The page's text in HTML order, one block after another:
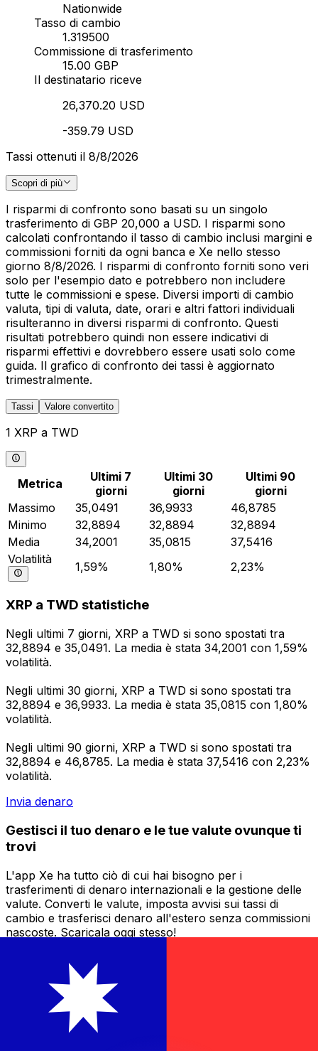
Nationwide
Tasso di cambio
1.319500
Commissione di trasferimento
15.00 GBP
Il destinatario riceve
26,370.20 USD
-359.79 USD
Tassi ottenuti il 8/8/2026
Scopri di più
I risparmi di confronto sono basati su un singolo
trasferimento di GBP 20,000 a USD. I risparmi sono
calcolati confrontando il tasso di cambio inclusi margini e
commissioni forniti da ogni banca e Xe nello stesso
giorno 8/8/2026. I risparmi di confronto forniti sono veri
solo per l'esempio dato e potrebbero non includere
tutte le commissioni e spese. Diversi importi di cambio
valuta, tipi di valuta, date, orari e altri fattori individuali
risulteranno in diversi risparmi di confronto. Questi
risultati potrebbero quindi non essere indicativi di
risparmi effettivi e dovrebbero essere usati solo come
guida. Il grafico di confronto dei tassi è aggiornato
trimestralmente.
Tassi Valore convertito
1 XRP a TWD
Metrica
Ultimi 7
giorni
Ultimi 30
giorni
Ultimi 90
giorni
Massimo
35,0491 36,9933
46,8785
Minimo
32,8894 32,8894
32,8894
Media
34,2001 35,0815
37,5416
Volatilità
1,59% 1,80% 2,23%
XRP a TWD statistiche
Negli ultimi 7 giorni, XRP a TWD si sono spostati tra
32,8894 e 35,0491. La media è stata 34,2001 con 1,59%
volatilità.
Negli ultimi 30 giorni, XRP a TWD si sono spostati tra
32,8894 e 36,9933. La media è stata 35,0815 con 1,80%
volatilità.
Negli ultimi 90 giorni, XRP a TWD si sono spostati tra
32,8894 e 46,8785. La media è stata 37,5416 con 2,23%
volatilità.
Invia denaro
Gestisci il tuo denaro e le tue valute ovunque ti
trovi
L'app Xe ha tutto ciò di cui hai bisogno per i
trasferimenti di denaro internazionali e la gestione delle
valute. Converti le valute, imposta avvisi sui tassi di
cambio e trasferisci denaro all'estero senza commissioni
nascoste. Scaricala oggi stesso!